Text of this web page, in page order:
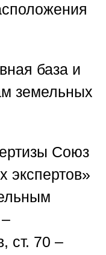
база и
земельных
Союз
экспертов»
ст. 70 –